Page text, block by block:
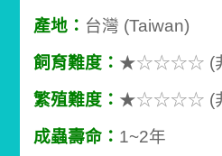
產地： 台灣 (Taiwan)
飼育難度： ★☆☆☆☆ (
繁殖難度： ★☆☆☆☆ (
成蟲壽命： 1~2年